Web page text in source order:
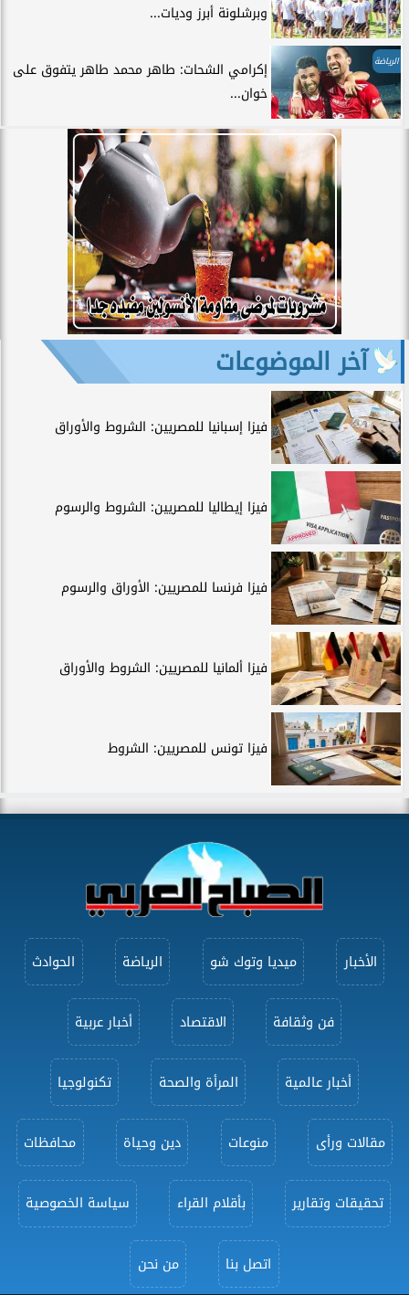
وبرشلونة أبرز وديات...
الرياضة
إكرامي الشحات: طاهر محمد طاهر يتفوق على
خوان...
آخر الموضوعات
فيزا إسبانيا للمصريين: الشروط والأوراق
فيزا إيطاليا للمصريين: الشروط والرسوم
فيزا فرنسا للمصريين: الأوراق والرسوم
فيزا ألمانيا للمصريين: الشروط والأوراق
فيزا تونس للمصريين: الشروط
الأخبار ميديا وتوك شو الرياضة الحوادث
فن وثقافة الاقتصاد أخبار عربية
أخبار عالمية المرأة والصحة تكنولوجيا
مقالات ورأى منوعات دين وحياة محافظات
تحقيقات وتقارير بأقلام القراء سياسة الخصوصية
اتصل بنا من نحن